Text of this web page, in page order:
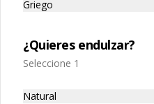
Griego
¿Quieres endulzar?
Seleccione 1
Natural